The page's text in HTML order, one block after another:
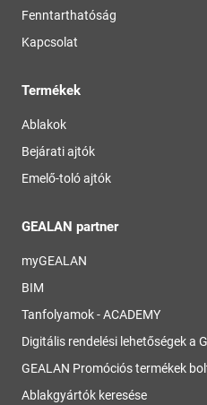
Fenntarthatóság
Kapcsolat
Termékek
Ablakok
Bejárati ajtók
Emelő-toló ajtók
GEALAN partner
myGEALAN
BIM
Tanfolyamok - ACADEMY
Digitális rendelési lehetőségek a
GEALAN Promóciós termékek
Ablakgyártók keresése